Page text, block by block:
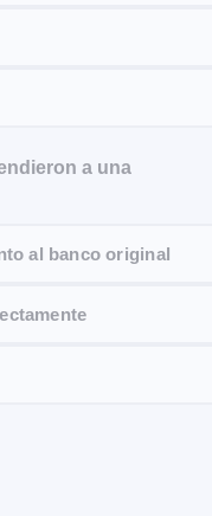
a una
al banco original